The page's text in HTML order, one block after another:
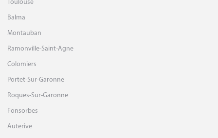
Toulouse
Balma
Montauban
Ramonville-Saint-Agne
Colomiers
Portet-Sur-Garonne
Roques-Sur-Garonne
Fonsorbes
Auterive